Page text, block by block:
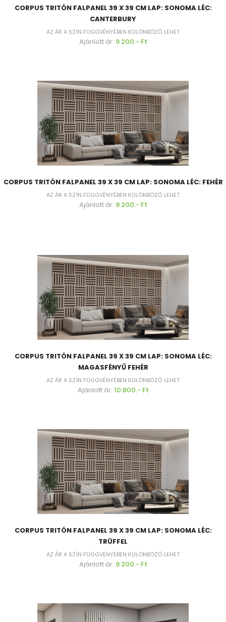
CORPUS TRITÓN FALPANEL 39 X 39 CM LAP: SONOMA LÉC:
CANTERBURY
AZ ÁR A SZÍN FÜGGVÉNYÉBEN KÜLÖNBÖZŐ LEHET
Ajánlott ár: 9 200.- Ft
CORPUS TRITÓN FALPANEL 39 X 39 CM LAP: SONOMA LÉC: FEHÉR
AZ ÁR A SZÍN FÜGGVÉNYÉBEN KÜLÖNBÖZŐ LEHET
Ajánlott ár: 9 200.- Ft
CORPUS TRITÓN FALPANEL 39 X 39 CM LAP: SONOMA LÉC:
MAGASFÉNYŰ FEHÉR
AZ ÁR A SZÍN FÜGGVÉNYÉBEN KÜLÖNBÖZŐ LEHET
Ajánlott ár: 10 800.- Ft
CORPUS TRITÓN FALPANEL 39 X 39 CM LAP: SONOMA LÉC:
TRÜFFEL
AZ ÁR A SZÍN FÜGGVÉNYÉBEN KÜLÖNBÖZŐ LEHET
Ajánlott ár: 9 200.- Ft